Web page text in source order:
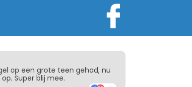
op een grote teen gehad, nu
Super blij mee.